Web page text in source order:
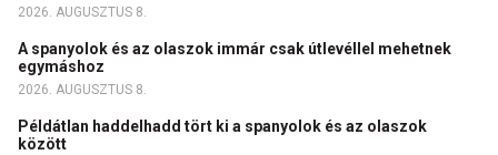
2026. AUGUSZTUS 8.
A spanyolok és az olaszok immár csak útlevéllel mehetnek
egymáshoz
2026. AUGUSZTUS 8.
Példátlan haddelhadd tört ki a spanyolok és az olaszok
között